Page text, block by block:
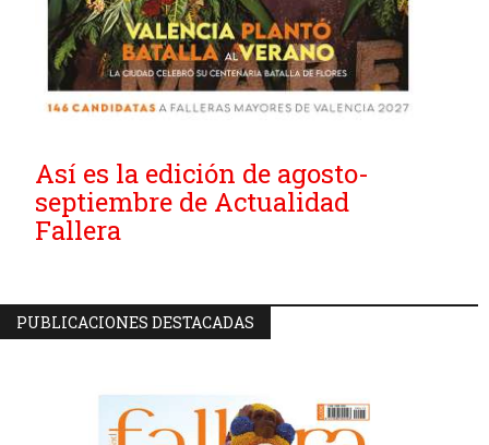
Así es la edición de agosto-
septiembre de Actualidad
Fallera
PUBLICACIONES DESTACADAS